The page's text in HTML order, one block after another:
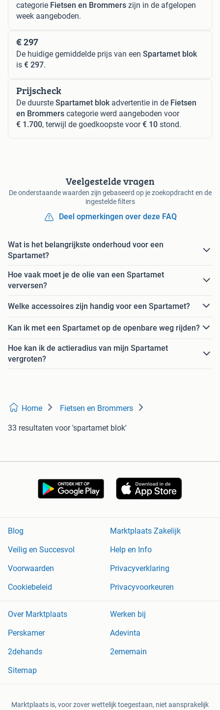
categorie Fietsen en Brommers zijn in de afgelopen
week aangeboden.
€ 297
De huidige gemiddelde prijs van een Spartamet blok
is € 297.
Prijscheck
De duurste Spartamet blokadvertentie in de Fietsen
en Brommers categorie werd aangeboden voor
€ 1.700, terwijl de goedkoopste voor€ 10 stond.
Veelgestelde vragen
De onderstaande waarden zijn gebaseerd op je zoekopdracht en de
ingestelde filters
Deel opmerkingen over deze FAQ
Wat is het belangrijkste onderhoud voor een
Spartamet?
Hoe vaak moet je de olie van een Spartamet
verversen?
Welke accessoires zijn handig voor een Spartamet?
Kan ik met een Spartamet op de openbare weg rijden?
Hoe kan ik de actieradius van mijn Spartamet
vergroten?
Home Fietsen en Brommers
33 resultaten voor 'spartamet blok'
Blog
Marktplaats Zakelijk
Veilig en Succesvol
Help en Info
Voorwaarden
Privacyverklaring
Cookiebeleid
Privacyvoorkeuren
Over Marktplaats
Werken bij
Perskamer
Adevinta
2dehands
2ememain
Sitemap
Marktplaats is, voor zover wettelijk toegestaan, niet aansprakelijk